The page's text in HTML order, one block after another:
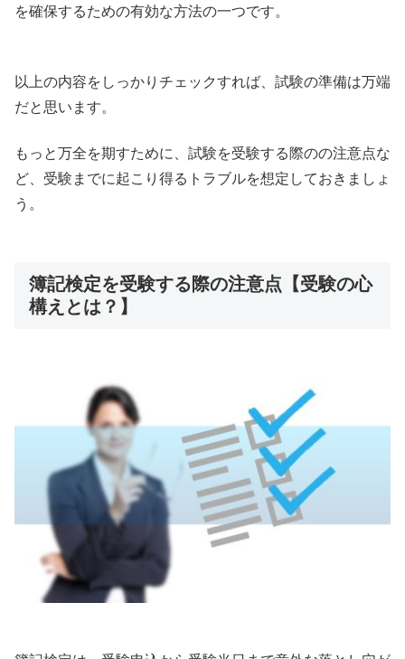
を確保するための有効な方法の一つです。
以上の内容をしっかりチェックすれば、試験の準備は万端
だと思います。
もっと万全を期すために、試験を受験する際のの注意点な
ど、受験までに起こり得るトラブルを想定しておきましょ
う。
簿記検定を受験する際の注意点【受験の心
構えとは？】